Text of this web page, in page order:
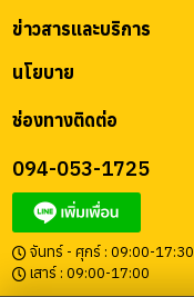
ช่องทางติดต่อ
094-053-1725
จันทร์ - ศุกร์ : 09:00-17:30
เสาร์ : 09:00-17:00
นโยบาย
ข่าวสารและบริการ